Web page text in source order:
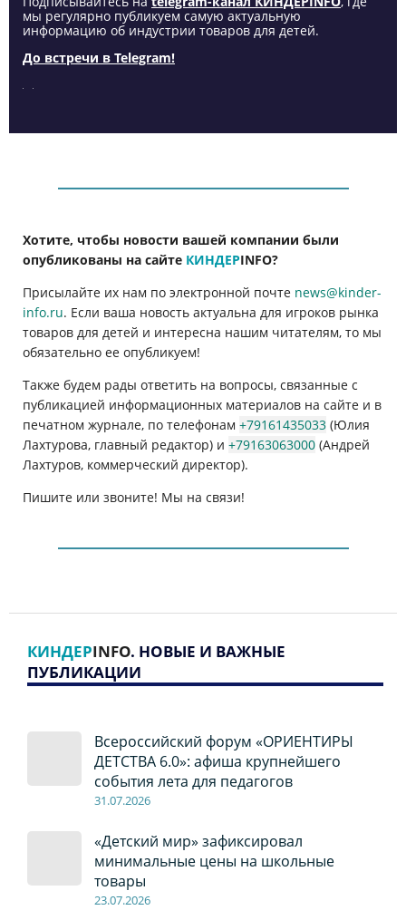
мы регулярно публикуем самую актуальную
информацию об индустрии товаров для детей.
До встречи в Telegram!
Хотите, чтобы новости вашей компании были
опубликованы на сайте КИНДЕРINFO?
Присылайте их нам по электронной почте news@kinder-
info.ru. Если ваша новость актуальна для игроков рынка
товаров для детей и интересна нашим читателям, то мы
обязательно ее опубликуем!
Также будем рады ответить на вопросы, связанные с
публикацией информационных материалов на сайте и в
печатном журнале, по телефонам +79161435033 (Юлия
Лахтурова, главный редактор) и +79163063000 (Андрей
Лахтуров, коммерческий директор).
Пишите или звоните! Мы на связи!
КИНДЕРINFO. НОВЫЕ И ВАЖНЫЕ
ПУБЛИКАЦИИ
Всероссийский форум «ОРИЕНТИРЫ
ДЕТСТВА 6.0»: афиша крупнейшего
события лета для педагогов
31.07.2026
«Детский мир» зафиксировал
минимальные цены на школьные
товары
23.07.2026